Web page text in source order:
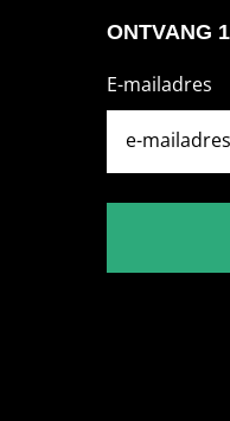
ONTVANG
E-mailadres